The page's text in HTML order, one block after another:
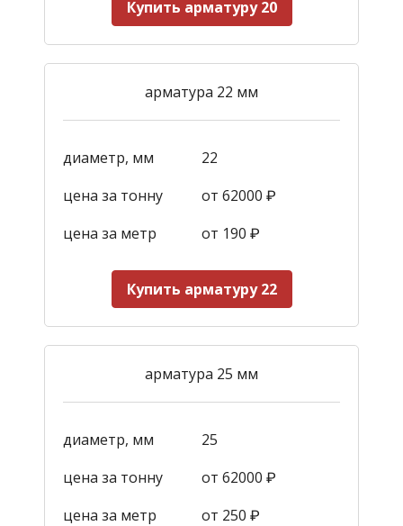
Купить арматуру 20
арматура 22 мм
диаметр, мм
22
цена за тонну
от 62000 ₽
цена за метр
от 190 ₽
Купить арматуру 22
арматура 25 мм
диаметр, мм
25
цена за тонну
от 62000 ₽
цена за метр
от 250 ₽